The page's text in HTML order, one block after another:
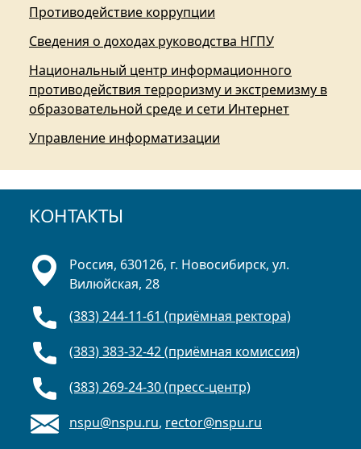
Противодействие коррупции
Сведения о доходах руководства НГПУ
Национальный центр информационного
противодействия терроризму и экстремизму в
образовательной среде и сети Интернет
Управление информатизации
КОНТАКТЫ
Россия, 630126, г. Новосибирск, ул.
Вилюйская, 28
(383) 244-11-61 (приёмная ректора)
(383) 383-32-42 (приёмная комиссия)
(383) 269-24-30 (пресс-центр)
nspu@nspu.ru, rector@nspu.ru